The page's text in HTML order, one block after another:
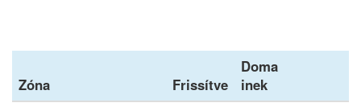
Zóna Frissítve
Doma
inek